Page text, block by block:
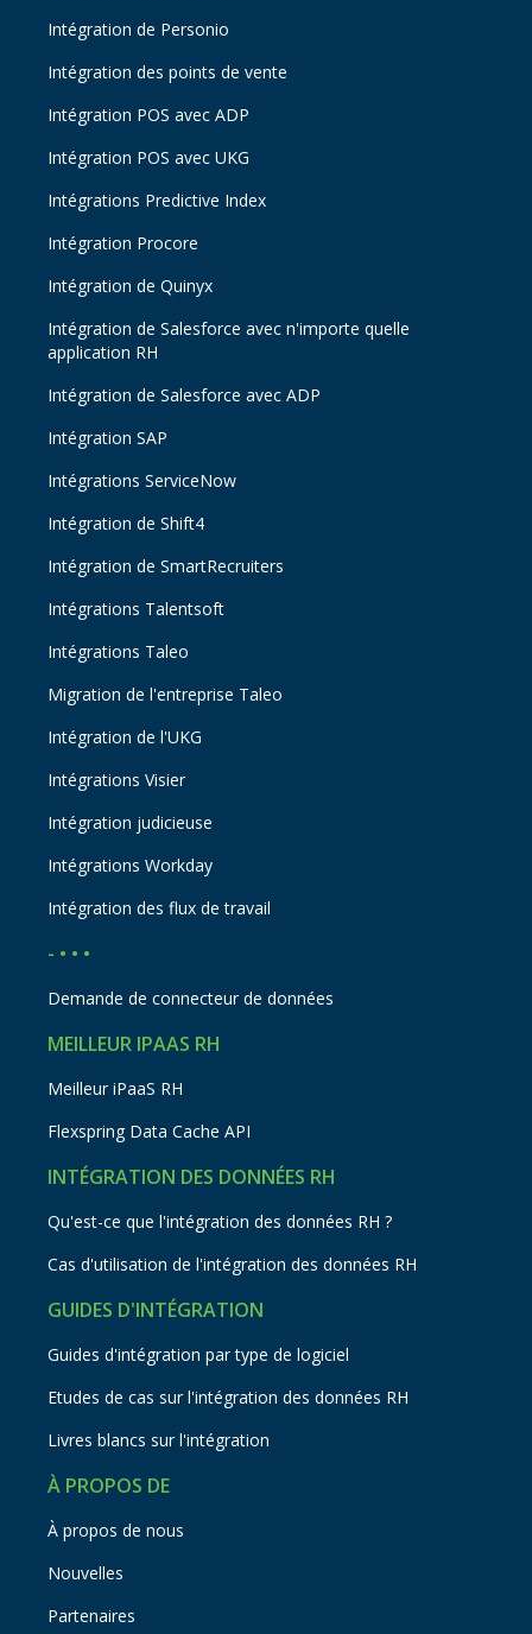
Intégration de Personio
Intégration des points de vente
Intégration POS avec ADP
Intégration POS avec UKG
Intégrations Predictive Index
Intégration Procore
Intégration de Quinyx
Intégration de Salesforce avec n'importe quelle
application RH
Intégration de Salesforce avec ADP
Intégration SAP
Intégrations ServiceNow
Intégration de Shift4
Intégration de SmartRecruiters
Intégrations Talentsoft
Intégrations Taleo
Migration de l'entreprise Taleo
Intégration de l'UKG
Intégrations Visier
Intégration judicieuse
Intégrations Workday
Intégration des flux de travail
- • • •
Demande de connecteur de données
MEILLEUR IPAAS RH
Meilleur iPaaS RH
Flexspring Data Cache API
INTÉGRATION DES DONNÉES RH
Qu'est-ce que l'intégration des données RH ?
Cas d'utilisation de l'intégration des données RH
GUIDES D'INTÉGRATION
Guides d'intégration par type de logiciel
Etudes de cas sur l'intégration des données RH
Livres blancs sur l'intégration
À PROPOS DE
À propos de nous
Nouvelles
Partenaires